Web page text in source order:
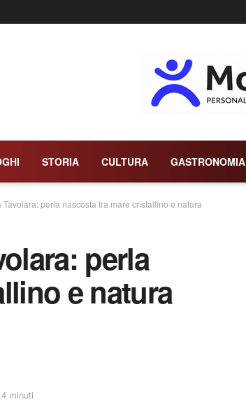
STORIA CULTURA GASTRONOMIA
perla nascosta tra mare cristallino e natura
perla
e natura
minuti